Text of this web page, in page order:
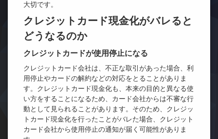
大切です。
クレジットカード現金化がバレると
どうなるのか
クレジットカードが使用停止になる
クレジットカード会社は、不正な取引があった場合、利
用停止やカードの解約などの対応をとることがありま
す。クレジットカード現金化も、本来の目的と異なる使
い方をすることになるため、カード会社からは不審な行
動として見られることがあります。そのため、クレジッ
トカード現金化を行ったことがバレた場合、クレジット
カード会社から使用停止の通知が届く可能性がありま